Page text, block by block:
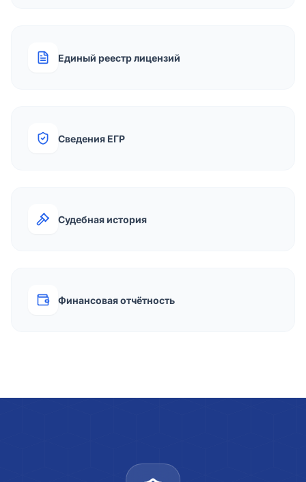
Единый реестр лицензий
Сведения ЕГР
Судебная история
Финансовая отчётность